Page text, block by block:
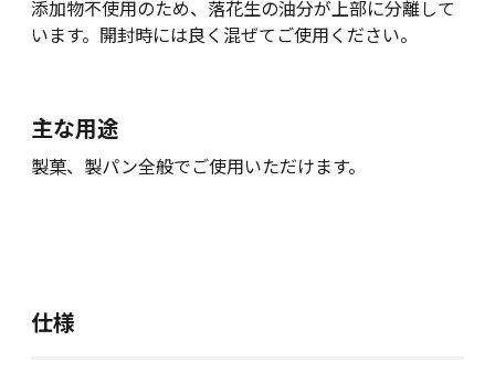
添加物不使用のため、落花生の油分が上部に分離して
います。開封時には良く混ぜてご使用ください。
主な用途
製菓、製パン全般でご使用いただけます。
仕様